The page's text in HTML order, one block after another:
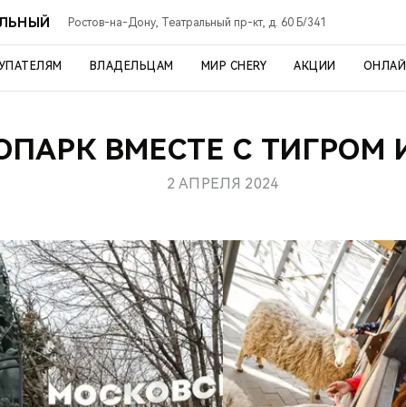
Ростов-на-Дону, Театральный пр-кт, д. 60 Б/341
ВЛАДЕЛЬЦАМ МИР CHERY АКЦИИ
ВМЕСТЕ С ТИГРОМ И
2 АПРЕЛЯ 2024